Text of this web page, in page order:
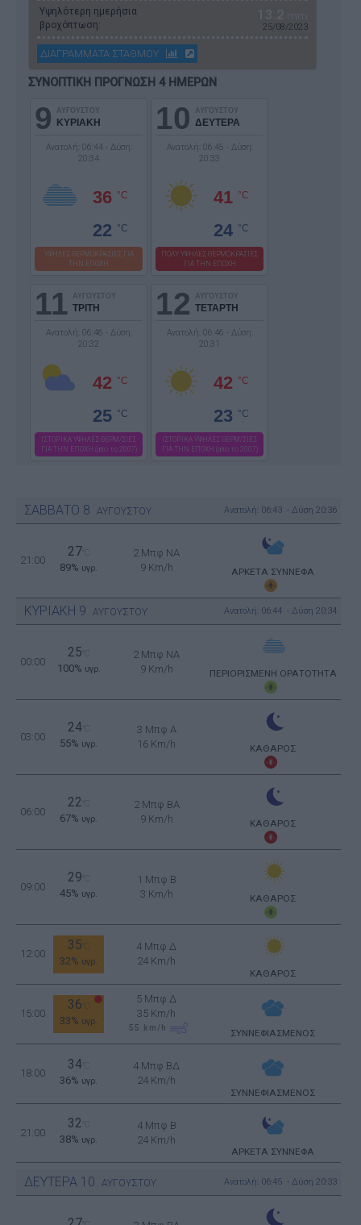
Υψηλότερη ημερήσια
βροχόπτωση:
13.2 mm
25/08/2023
ΔΙΑΓΡΑΜΜΑΤΑ ΣΤΑΘΜΟΥ
ΣΥΝΟΠΤΙΚΗ ΠΡΟΓΝΩΣΗ 4 ΗΜΕΡΩΝ
9 ΑΥΓΟΥΣΤΟΥ
ΚΥΡΙΑΚΗ
Ανατολή: 06:44 - Δύση:
20:34
36 °C
22 °C
ΥΨΗΛΕΣ ΘΕΡΜΟΚΡΑΣΙΕΣ ΓΙΑ
ΤΗΝ ΕΠΟΧΗ
10 ΑΥΓΟΥΣΤΟΥ
ΔΕΥΤΕΡΑ
Ανατολή: 06:45 - Δύση:
20:33
41 °C
24 °C
ΠΟΛΥ ΥΨΗΛΕΣ ΘΕΡΜΟΚΡΑΣΙΕΣ
ΓΙΑ ΤΗΝ ΕΠΟΧΗ
11 ΑΥΓΟΥΣΤΟΥ
ΤΡΙΤΗ
Ανατολή: 06:46 - Δύση:
20:32
42 °C
25 °C
ΙΣΤΟΡΙΚΑ ΥΨΗΛΕΣ ΘΕΡΜ/ΣΙΕΣ
ΓΙΑ ΤΗΝ ΕΠΟΧΗ (απο το 2007)
12 ΑΥΓΟΥΣΤΟΥ
ΤΕΤΑΡΤΗ
Ανατολή: 06:46 - Δύση:
20:31
42 °C
23 °C
ΙΣΤΟΡΙΚΑ ΥΨΗΛΕΣ ΘΕΡΜ/ΣΙΕΣ
ΓΙΑ ΤΗΝ ΕΠΟΧΗ (απο το 2007)
ΣΑΒΒΑΤΟ 8 ΑΥΓΟΥΣΤΟΥ Ανατολή: 06:43 - Δύση 20:36
21:00
27
89% υγρ.
2 Μπφ NA
9 Km/h
ΑΡΚΕΤΑ ΣΥΝΝΕΦΑ
ΚΥΡΙΑΚΗ 9 ΑΥΓΟΥΣΤΟΥ Ανατολή: 06:44 - Δύση 20:34
00:00
25
100% υγρ.
2 Μπφ NA
9 Km/h
ΠΕΡΙΟΡΙΣΜΕΝΗ ΟΡΑΤΟΤΗΤΑ
03:00
24°C
55% υγρ.
3 Μπφ Α
16 Km/h
ΚΑΘΑΡΟΣ
06:00
22
67% υγρ.
2 Μπφ BA
9 Km/h
ΚΑΘΑΡΟΣ
09:00
29
45% υγρ.
1 Μπφ B
3 Km/h
ΚΑΘΑΡΟΣ
12:00
35
32% υγρ.
4 Μπφ Δ
24 Km/h
ΚΑΘΑΡΟΣ
15:00
36
33% υγρ.
5 Μπφ Δ
35 Km/h
55 km/h ΣΥΝΝΕΦΙΑΣΜΕΝΟΣ
18:00
34°C
36% υγρ.
4 Μπφ ΒΔ
24 Km/h
ΣΥΝΝΕΦΙΑΣΜΕΝΟΣ
21:00
32
38% υγρ.
4 Μπφ B
24 Km/h
ΑΡΚΕΤΑ ΣΥΝΝΕΦΑ
ΔΕΥΤΕΡΑ 10 ΑΥΓΟΥΣΤΟΥ Ανατολή: 06:45 - Δύση 20:33